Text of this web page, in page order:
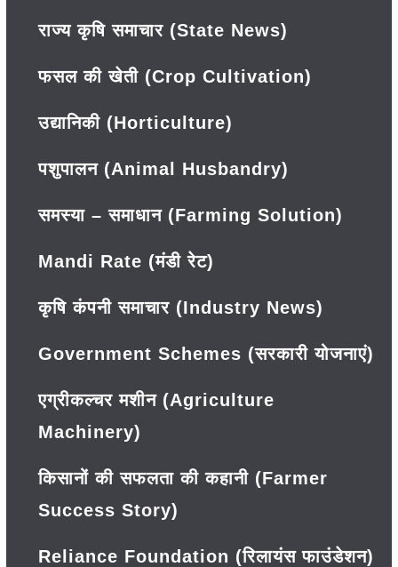
राज्य कृषि समाचार (State News)
फसल की खेती (Crop Cultivation)
उद्यानिकी (Horticulture)
पशुपालन (Animal Husbandry)
समस्या – समाधान (Farming Solution)
Mandi Rate (मंडी रेट)
कृषि कंपनी समाचार (Industry News)
Government Schemes (सरकारी योजनाएं)
एग्रीकल्चर मशीन (Agriculture
Machinery)
किसानों की सफलता की कहानी (Farmer
Success Story)
Reliance Foundation (रिलायंस फाउंडेशन)